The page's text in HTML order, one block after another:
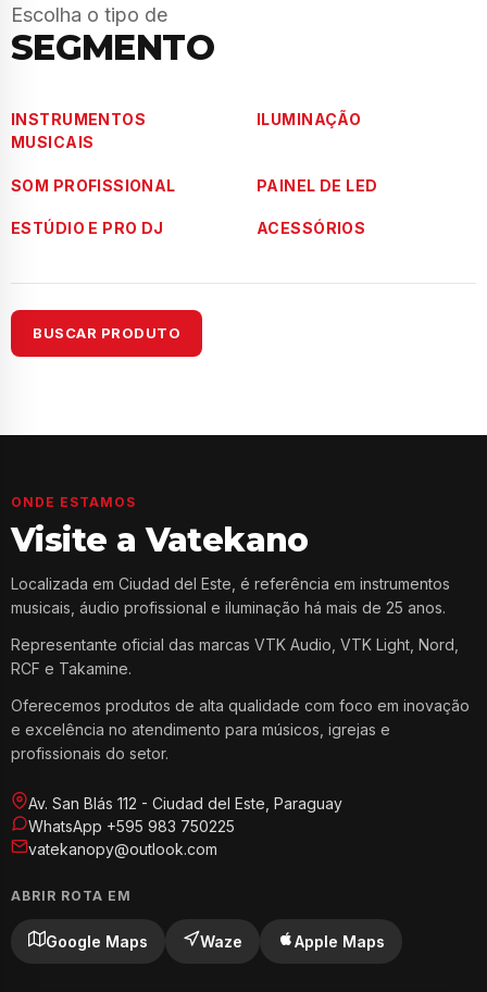
Escolha o tipo de
SEGMENTO
INSTRUMENTOS
MUSICAIS
ILUMINAÇÃO
SOM PROFISSIONAL PAINEL DE LED
ESTÚDIO E PRO DJ ACESSÓRIOS
BUSCAR PRODUTO
ONDE ESTAMOS
Visite a Vatekano
Localizada em Ciudad del Este, é referência em instrumentos
musicais, áudio profissional e iluminação há mais de 25 anos.
Representante oficial das marcas VTK Audio, VTK Light, Nord,
RCF e Takamine.
Oferecemos produtos de alta qualidade com foco em inovação
e excelência no atendimento para músicos, igrejas e
profissionais do setor.
Av. San Blás 112 - Ciudad del Este, Paraguay
WhatsApp +595 983 750225
vatekanopy@outlook.com
ABRIR ROTA EM
Google Maps Waze Apple Maps